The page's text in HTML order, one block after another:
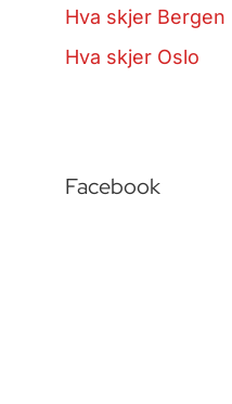
Hva skjer Bergen
Hva skjer Oslo
Facebook